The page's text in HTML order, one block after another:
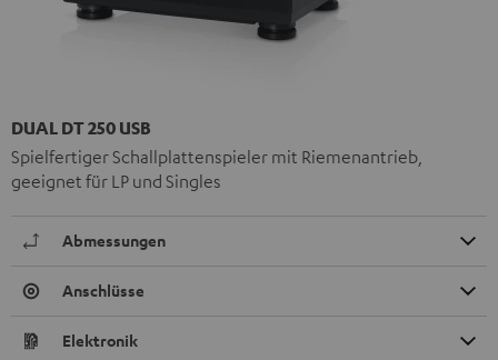
DUAL DT 250 USB
Spielfertiger Schallplattenspieler mit Riemenantrieb,
geeignet für LP und Singles
Abmessungen
Anschlüsse
Elektronik